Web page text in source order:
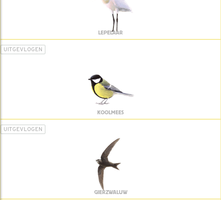
LEPELAAR
UITGEVLOGEN
KOOLMEES
UITGEVLOGEN
GIERZWALUW